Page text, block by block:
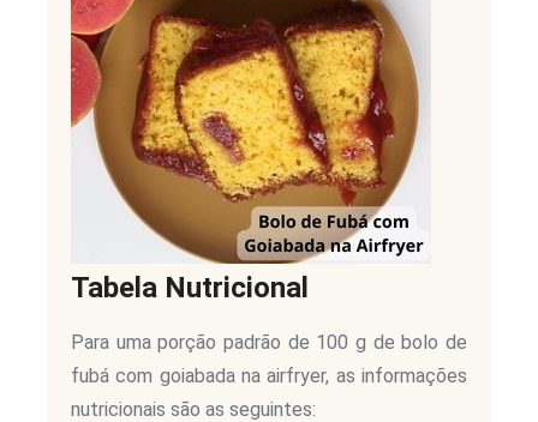
Tabela Nutricional
Para uma porção padrão de 100 g de bolo de
fubá com goiabada na airfryer, as informações
nutricionais são as seguintes: